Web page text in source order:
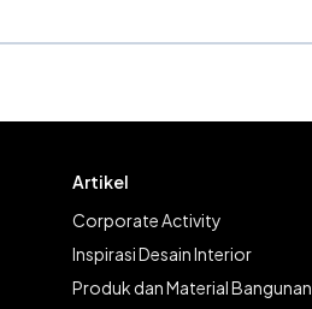
Artikel
Corporate Activity
Inspirasi Desain Interior
Produk dan Material Bangunan